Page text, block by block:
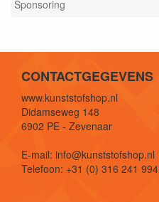
Sponsoring
CONTACTGEGEVENS
www.kunststofshop.nl
Didamseweg 148
6902 PE - Zevenaar
E-mail: info@kunststofshop.nl
Telefoon: +31 (0) 316 241 994